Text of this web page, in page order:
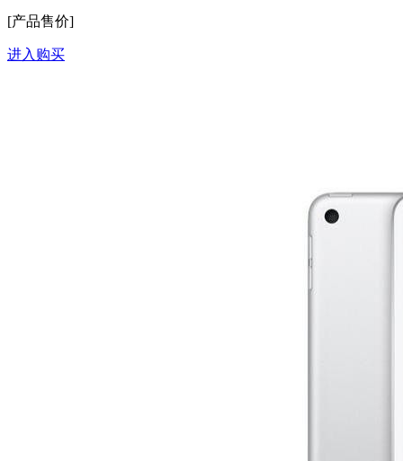
[产品售价]
进入购买